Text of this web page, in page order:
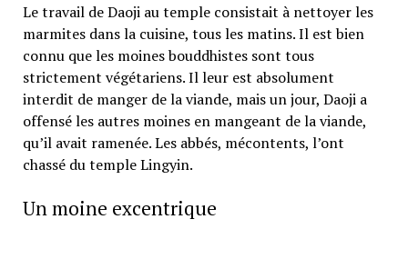
Le travail de Daoji au temple consistait à nettoyer les
marmites dans la cuisine, tous les matins. Il est bien
connu que les moines bouddhistes sont tous
strictement végétariens. Il leur est absolument
interdit de manger de la viande, mais un jour, Daoji a
offensé les autres moines en mangeant de la viande,
qu’il avait ramenée. Les abbés, mécontents, l’ont
chassé du temple Lingyin.
Un moine excentrique